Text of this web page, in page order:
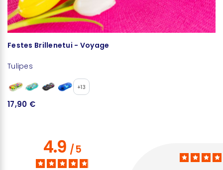
Festes Brillenetui - Voyage
Tulipes
+13
17,90 €
4.9/5